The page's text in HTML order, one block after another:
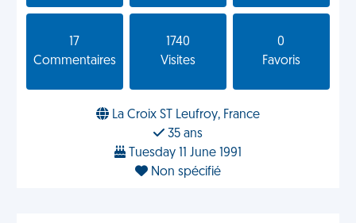
17
Commentaires
1740
Visites
0
Favoris
La Croix ST Leufroy, France
35 ans
Tuesday 11 June 1991
Non spécifié